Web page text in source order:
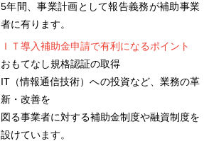
5年間、事業計画として報告義務が補助事業
者に有ります。
ＩＴ導入補助金申請で有利になるポイント
おもてなし規格認証の取得
IT（情報通信技術）への投資など、業務の革
新・改善を
図る事業者に対する補助金制度や融資制度を
設けています。